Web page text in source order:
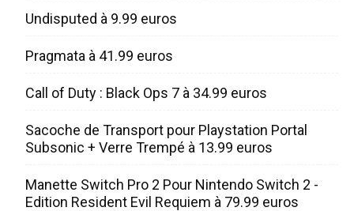
Undisputed à 9.99 euros
Pragmata à 41.99 euros
Call of Duty : Black Ops 7 à 34.99 euros
Sacoche de Transport pour Playstation Portal
Subsonic + Verre Trempé à 13.99 euros
Manette Switch Pro 2 Pour Nintendo Switch 2 -
Edition Resident Evil Requiem à 79.99 euros